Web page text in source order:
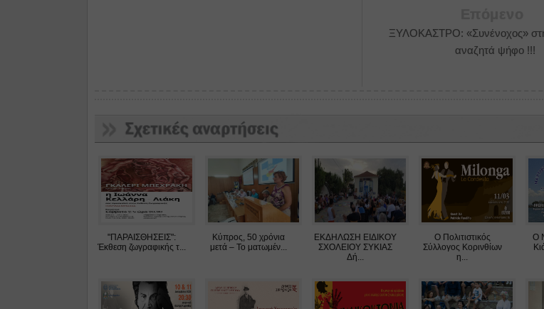
ΞΥΛΟΚΑΣΤΡΟ: «Συνένοχος»
αναζητά ψήφο !!!
"ΠΑΡΑΙΣΘΗΣΕΙΣ":
Έκθεση ζωγραφικής τ...
Κύπρος, 50 χρόνια
μετά – Το ματωμέν...
ΕΚΔΗΛΩΣΗ ΕΙΔΙΚΟΥ
ΣΧΟΛΕΙΟΥ ΣΥΚΙΑΣ
Δή...
Ο Πολιτιστικός
Σύλλογος Κορινθίων
η...
Ο